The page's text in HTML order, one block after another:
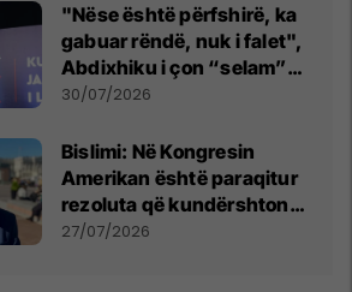
"Nëse është përfshirë, ka
gabuar rëndë, nuk i falet",
Abdixhiku i çon “selam”
Përparim Ramës
30/07/2026
Bislimi: Në Kongresin
Amerikan është paraqitur
rezoluta që kundërshton
mbajtjen e Asamblesë
27/07/2026